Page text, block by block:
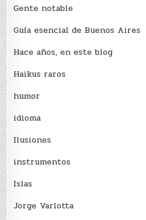
Gente notable
Guía esencial de Buenos Aires
Hace años, en este blog
Haikus raros
humor
idioma
Ilusiones
instrumentos
Islas
Jorge Varlotta